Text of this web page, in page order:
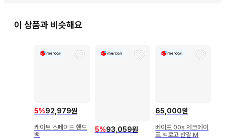
이 상품과 비슷해요
5%92,979원
케이트 스페이드 핸드
백
5%93,059원
65,000원
베이프 00s 체크에이
프 빅로고 반팔 M